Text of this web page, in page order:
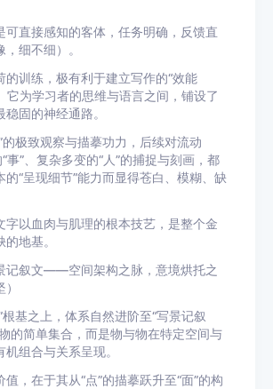
可直接感知的客体，任务明确，反馈直
细不细）。
的训练，极有利于建立写作的“效能
它为学习者的思维与语言之间，铺设了
固的神经通路。
的极致观察与描摹功力，后续对流动
“事”、复杂多变的“人”的捕捉与刻画，都
的“呈现细节”能力而显得苍白、模糊、缺
字以血肉与肌理的根本技艺，是整个金
地基。
记叙文——空间架构之脉，意境烘托之
根基之上，体系自然进阶至“写景记叙
的简单集合，而是物与物在特定空间与
组合与关系呈现。
，在于其从“点”的描摹跃升至“面”的构